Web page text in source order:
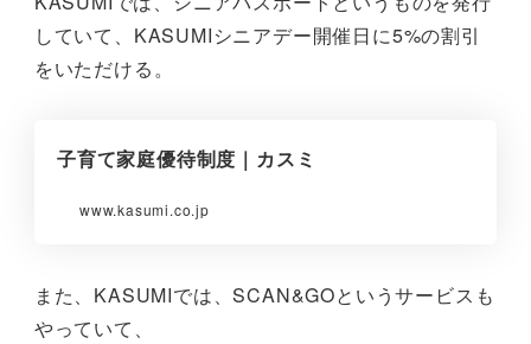
していて、KASUMIシニアデー開催日に5%の割引
をいただける。
子育て家庭優待制度｜カスミ
www.kasumi.co.jp
また、KASUMIでは、SCAN&GOというサービスも
やっていて、